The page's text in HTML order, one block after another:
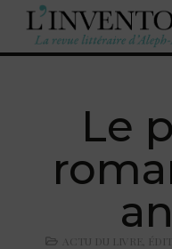
Le
ACTU DU LIVRE